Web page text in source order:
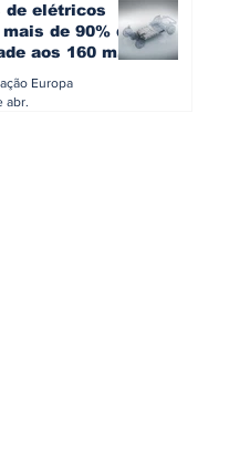
de elétricos
de 90% da
aos 160 mil
Europa
abr.